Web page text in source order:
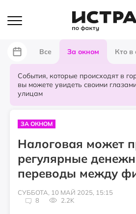
Все За окном Кто в
События, которые происходят в
вы можете увидеть своими
улицам
ЗА ОКНОМ
Налоговая может
регулярные
переводы между
СУББОТА, 10 МАЙ 2025, 15:15
8
2.2K